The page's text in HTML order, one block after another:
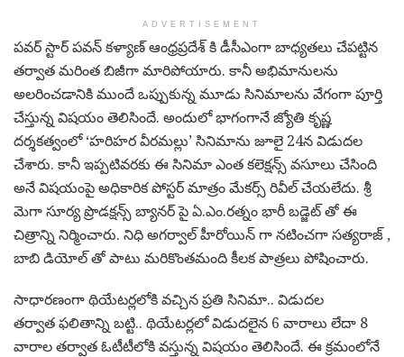
ADVERTISEMENT
పవర్ స్టార్ పవన్ కళ్యాణ్ ఆంధ్రప్రదేశ్ కి డీసీఎంగా బాధ్యతలు చేపట్టిన
తర్వాత మరింత బిజీగా మారిపోయారు. కానీ అభిమానులను
అలరించడానికి ముందే ఒప్పుకున్న మూడు సినిమాలను వేగంగా పూర్తి
చేస్తున్న విషయం తెలిసిందే. అందులో భాగంగానే జ్యోతి కృష్ణ
దర్శకత్వంలో ‘హరిహర వీరమల్లు’ సినిమాను జూలై 24న విడుదల
చేశారు. కానీ ఇప్పటివరకు ఈ సినిమా ఎంత కలెక్షన్స్ వసూలు చేసింది
అనే విషయంపై అధికారిక పోస్టర్ మాత్రం మేకర్స్ రివీల్ చేయలేదు. శ్రీ
మెగా సూర్య ప్రొడక్షన్స్ బ్యానర్ పై ఏ.ఎం.రత్నం భారీ బడ్జెట్ తో ఈ
చిత్రాన్ని నిర్మించారు. నిధి అగర్వాల్ హీరోయిన్ గా నటించగా సత్యరాజ్ ,
బాబి డియోల్ తో పాటు మరికొంతమంది కీలక పాత్రలు పోషించారు.
సాధారణంగా థియేటర్లలోకి వచ్చిన ప్రతి సినిమా.. విడుదల
తర్వాత ఫలితాన్ని బట్టి.. థియేటర్లలో విడుదలైన 6 వారాలు లేదా 8
వారాల తర్వాత ఓటీటీలోకి వస్తున్న విషయం తెలిసిందే. ఈ క్రమంలోనే